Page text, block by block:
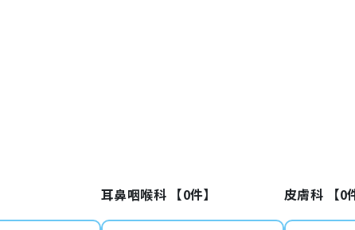
耳鼻咽喉科 【0件】 皮膚科 【0